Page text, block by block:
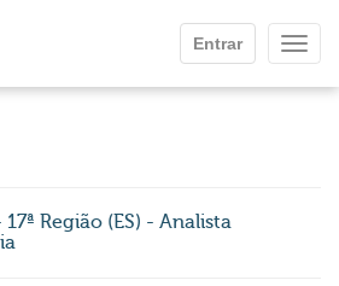
Entrar
17ª Região (ES) - Analista